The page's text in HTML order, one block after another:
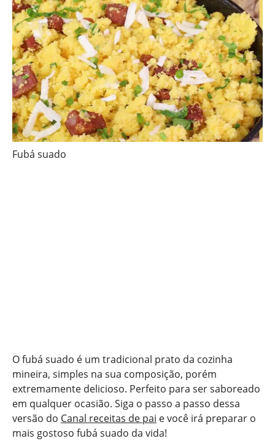
Fubá suado
O fubá suado é um tradicional prato da cozinha
mineira, simples na sua composição, porém
extremamente delicioso. Perfeito para ser saboreado
em qualquer ocasião. Siga o passo a passo dessa
versão do Canal receitas de pai e você irá preparar o
mais gostoso fubá suado da vida!